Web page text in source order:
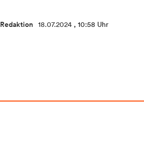
Redaktion 18.07.2024 , 10:58 Uhr